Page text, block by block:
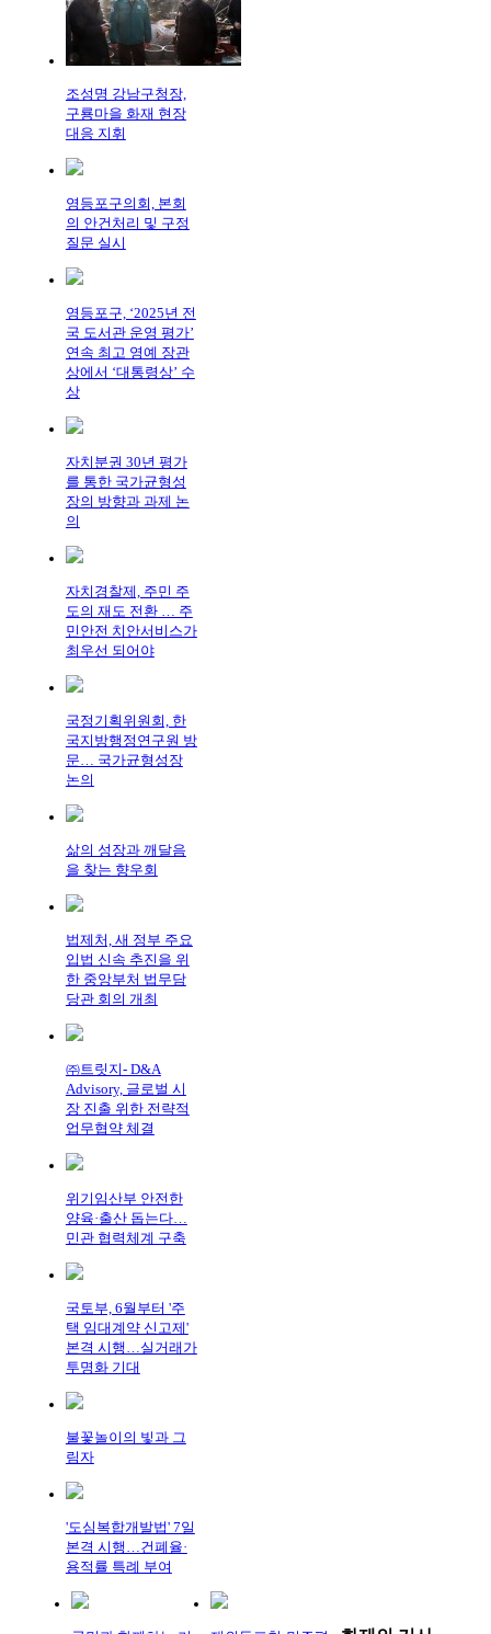
조성명 강남구청장,
구룡마을 화재 현장
대응 지휘
영등포구의회, 본회
의 안건처리 및 구정
질문 실시
영등포구, ‘2025년 전
국 도서관 운영 평가’
연속 최고 영예 장관
상에서 ‘대통령상’ 수
상
자치분권 30년 평가
를 통한 국가균형성
장의 방향과 과제 논
의
자치경찰제, 주민 주
도의 재도 전환 … 주
민안전 치안서비스가
최우선 되어야
국정기획위원회, 한
국지방행정연구원 방
문… 국가균형성장
논의
삶의 성장과 깨달음
을 찾는 향우회
법제처, 새 정부 주요
입법 신속 추진을 위
한 중앙부처 법무담
당관 회의 개최
㈜트릿지- D&A
Advisory, 글로벌 시
장 진출 위한 전략적
업무협약 체결
위기임산부 안전한
양육·출산 돕는다…
민관 협력체계 구축
국토부, 6월부터 '주
택 임대계약 신고제'
본격 시행…실거래가
투명화 기대
불꽃놀이의 빛과 그
림자
'도심복합개발법' 7일
본격 시행…건폐율·
용적률 특례 부여